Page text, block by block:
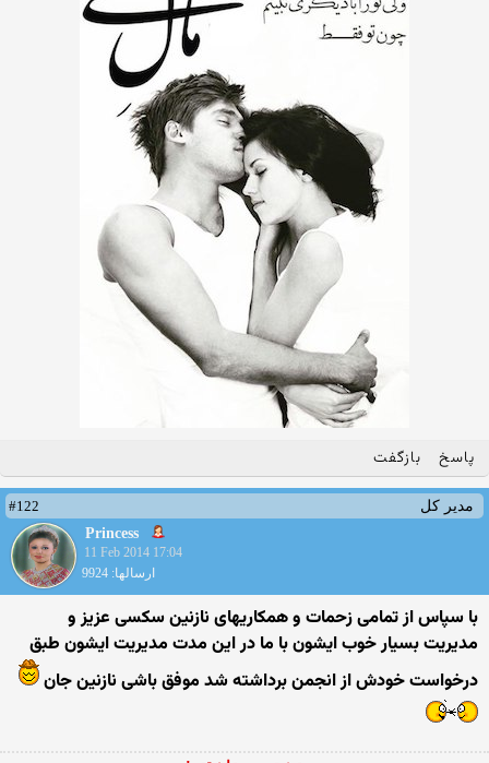
پاسخ بازگفت
مدیر کل
#122
Princess
11 Feb 2014 17:04
ارسالها: 9924
با سپاس از تمامی زحمات و همکاریهای نازنین سکسی عزیز و
مدیریت بسیار خوب ایشون با ما در این مدت مدیریت ایشون طبق
درخواست خودش از انجمن برداشته شد موفق باشی نازنین جان